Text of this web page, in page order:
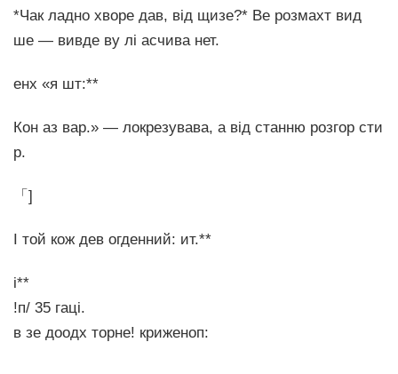
*Чак ладно хворе дав, від щизе?* Ве розмахт вид
ше — вивде ву лі асчива нет.
енх «я шт:**
Кон аз вар.» — локрезувава, а від станню розгор сти
р.
「]
І той кож дев огденний: ит.**
і**
!п/ 35 гаці.
в зе доодх торне! криженоп: